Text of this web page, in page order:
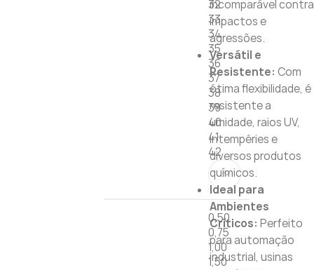
32
33
34
35
36
37
38
39
40
41
42
0,50
0,75
1,00
1,50
incomparável contra
impactos e
agressões.
Versátil e
Resistente: Com
ótima flexibilidade, é
resistente a
umidade, raios UV,
intempéries e
diversos produtos
químicos.
Ideal para
Ambientes
Críticos: Perfeito
para automação
industrial, usinas